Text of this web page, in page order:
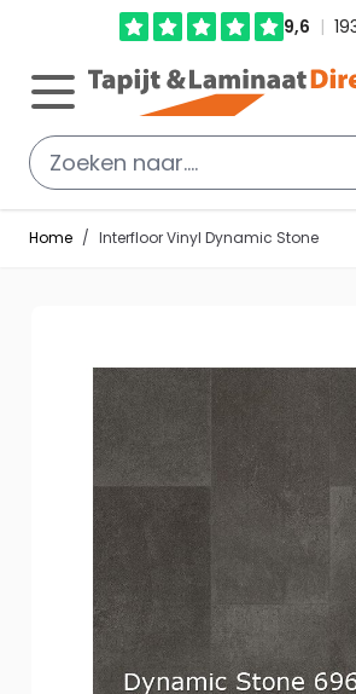
Ga direct door naar de inhoud
Home / Interfloor Vinyl Dynamic Stone